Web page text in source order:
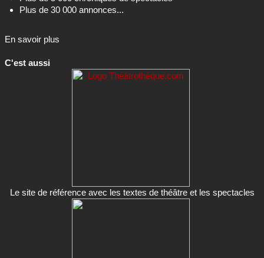
Plus de 30 000 annonces...
En savoir plus
C'est aussi
Le site de référence avec les textes de théâtre et les spectacles